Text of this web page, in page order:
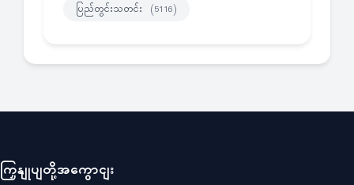
ပြည်တွင်းသတင်း (5116)
ကြှနျုပျတို့အကွောငျး